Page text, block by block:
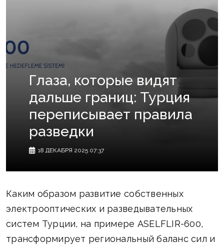
Глаза, которые видят
дальше границ: Турция
переписывает правила
разведки
18 ДЕКАБРЯ 2025 07:37
Каким образом развитие собственных
электрооптических и разведывательных
систем Турции, на примере ASELFLIR-600,
трансформирует региональный баланс сил и